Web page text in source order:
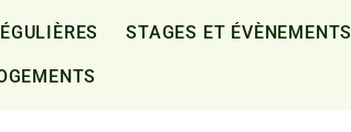
STAGES ET ÉVÈNEMENTS